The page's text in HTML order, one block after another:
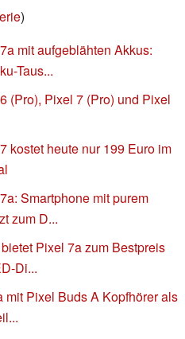
)
mit aufgeblähten Akkus:
Taus...
(Pro), Pixel 7 (Pro) und Pixel
kostet heute nur 199 Euro im
Smartphone mit purem
zum D...
Pixel 7a zum Bestpreis
Di...
mit Pixel Buds A Kopfhörer als